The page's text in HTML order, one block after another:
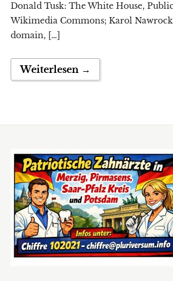
Donald Tusk: The White House,
Wikimedia Commons; Karol
domain, […]
Weiterlesen →